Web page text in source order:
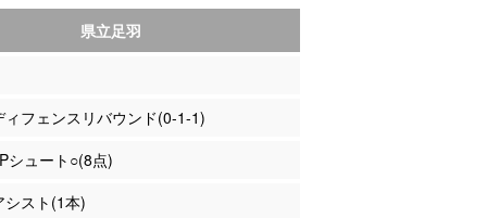
県立足羽
ィフェンスリバウンド(0-1-1)
シュート○(8点)
スト(1本)